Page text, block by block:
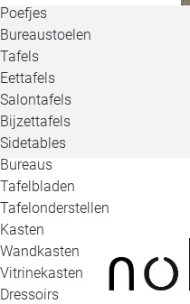
Poefjes
Bureaustoelen
Tafels
Eettafels
Salontafels
Bijzettafels
Sidetables
Bureaus
Tafelbladen
Tafelonderstellen
Kasten
Wandkasten
Vitrinekasten
Dressoirs